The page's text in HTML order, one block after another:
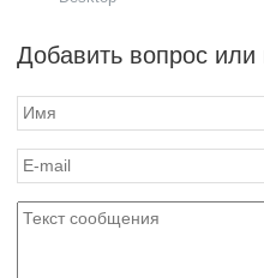
Добавить вопрос